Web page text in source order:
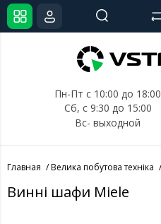
Пн-Пт с 10:00 до 18:00
Сб, с 9:30 до 15:00
Вс- выходной
Главная Велика побутова техніка
Винні шафи Miele